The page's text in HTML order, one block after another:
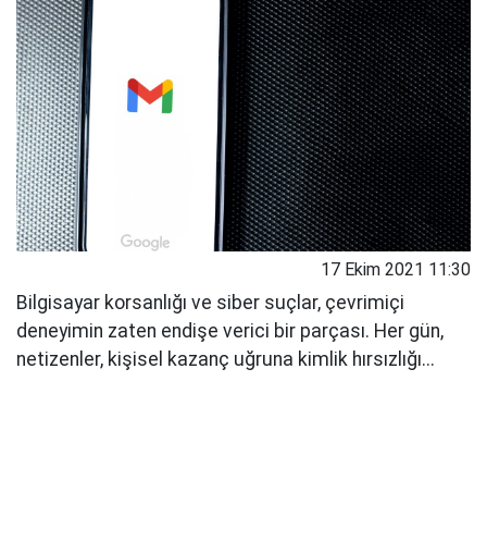
17 Ekim 2021 11:30
Bilgisayar korsanlığı ve siber suçlar, çevrimiçi
deneyimin zaten endişe verici bir parçası. Her gün,
netizenler, kişisel kazanç uğruna kimlik hırsızlığı...